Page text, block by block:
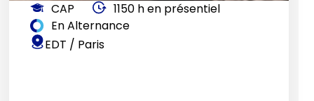
CAP
1150 h en présentiel
En Alternance
EDT / Paris